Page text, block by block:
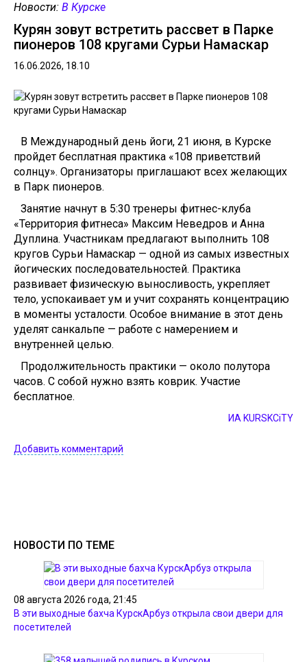
Новости: В Курске
Курян зовут встретить рассвет в Парке
пионеров 108 кругами Сурьи Намаскар
16.06.2026, 18.10
В Международный день йоги, 21 июня, в Курске
пройдет бесплатная практика «108 приветствий
солнцу». Организаторы приглашают всех желающих
в Парк пионеров.
Занятие начнут в 5:30 тренеры фитнес-клуба
«Территория фитнеса» Максим Неведров и Анна
Дуплина. Участникам предлагают выполнить 108
кругов Сурьи Намаскар — одной из самых известных
йогических последовательностей. Практика
развивает физическую выносливость, укрепляет
тело, успокаивает ум и учит сохранять концентрацию
в моменты усталости. Особое внимание в этот день
уделят санкальпе — работе с намерением и
внутренней целью.
Продолжительность практики — около полутора
часов. С собой нужно взять коврик. Участие
бесплатное.
ИА KURSKCiTY
Добавить комментарий
НОВОСТИ ПО ТЕМЕ
08 августа 2026 года, 21:45
В эти выходные бахча КурскАрбуз открыла свои двери для
посетителей